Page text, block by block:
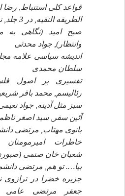
قواعد كلى استنباط, رضا
الطريقه النقيه, در 3 جلد, نفى منفرد
صبح اميد (نگاهى به
وانتظار), جواد محدثى
انديشه سياسى علامه
سلطان محمدى
تفسيرى بر اصول
رئاليسم, محمد باقر
سبز مثل آدينه, جواد
آئين سفر, سيد اصغر
بانوى مهتاب, مرتضى
خاطرات اميرمومنان
شعبان خان صنمى
بيا…. تو هم, مرتضى
جزيره خضرا در ترازوى
جعفر مرتضى عامى